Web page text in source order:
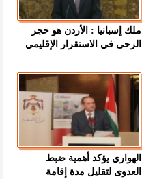
ملك إسبانيا : الأردن هو حجر
الرحى في الاستقرار الإقليمي
الهواري يؤكد أهمية ضبط
العدوى لتقليل مدة إقامة